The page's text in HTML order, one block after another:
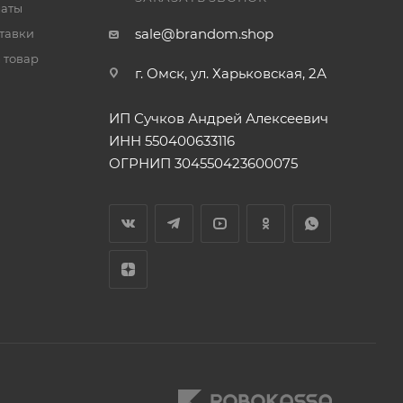
товар
sale@brandom.shop
г. Омск, ул. Харьковская, 2А
ИП Сучков Андрей Алексеевич
ИНН 550400633116
ОГРНИП 304550423600075